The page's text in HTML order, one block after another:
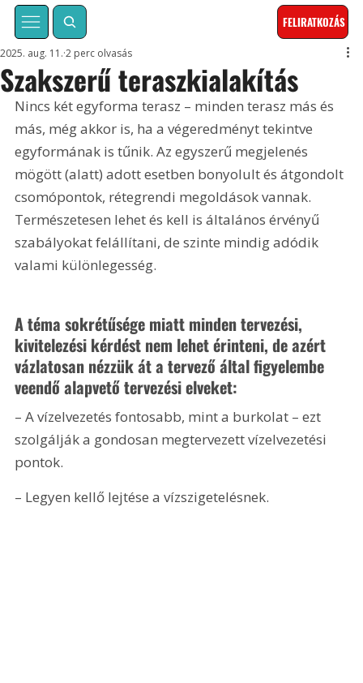
FELIRATKOZÁS
Szakszerű teraszkialakítás
2025. aug. 11. 2 perc olvasás
Nincs két egyforma terasz – minden terasz más és
más, még akkor is, ha a végeredményt tekintve
egyformának is tűnik. Az egyszerű megjelenés
mögött (alatt) adott esetben bonyolult és átgondolt
csomópontok, rétegrendi megoldások vannak.
Természetesen lehet és kell is általános érvényű
szabályokat felállítani, de szinte mindig adódik
valami különlegesség.
A téma sokrétűsége miatt minden tervezési,
kivitelezési kérdést nem lehet érinteni, de azért
vázlatosan nézzük át a tervező által figyelembe
veendő alapvető tervezési elveket:
– A vízelvezetés fontosabb, mint a burkolat – ezt
szolgálják a gondosan megtervezett vízelvezetési
pontok.
– Legyen kellő lejtése a vízszigetelésnek.